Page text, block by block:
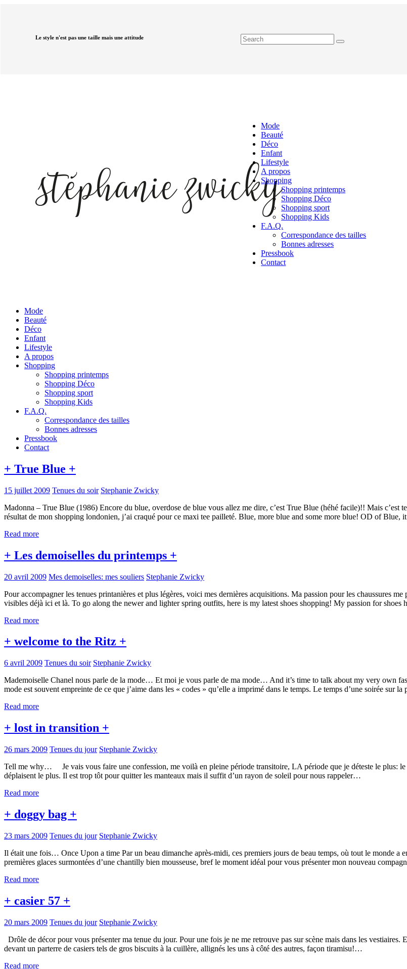
Le style n'est pas une taille mais une attitude
Mode
Beauté
Déco
Enfant
Lifestyle
A propos
Shopping
Shopping printemps
Shopping Déco
Shopping sport
Shopping Kids
F.A.Q.
Correspondance des tailles
Bonnes adresses
Pressbook
Contact
Mode
Beauté
Déco
Enfant
Lifestyle
A propos
Shopping
Shopping printemps
Shopping Déco
Shopping sport
Shopping Kids
F.A.Q.
Correspondance des tailles
Bonnes adresses
Pressbook
Contact
+ True Blue +
15 juillet 2009 Tenues du soir Stephanie Zwicky
Madonna – True Blue (1986) Encore du blue, overdose de blue vous allez me dire, c’est True Blue (héhé facile)!! Mais c’est
résultat de mon shopping londonien, j’ai craqué pour ce maxi tee pailleté. Blue, more blue and some more blue! OD of Blue,
Read more
+ Les demoiselles du printemps +
20 avril 2009 Mes demoiselles: mes souliers Stephanie Zwicky
Pour accompagner les tenues printanières et plus légères, voici mes dernières acquisitions. Ma passion pour les chaussures
visibles déjà ici et là. To go along the newer and lighter spring outfits, here is my latest shoes shopping! My passion for
Read more
+ welcome to the Ritz +
6 avril 2009 Tenues du soir Stephanie Zwicky
Mademoiselle Chanel nous parle de la mode… Et moi je vous parle de ma mode… And it’s time to talk about my very own
mode est souvent empreinte de ce que j’aime dans les « codes » qu’elle a imprimé dans le temps. Le temps d’une soirée sur
Read more
+ lost in transition +
26 mars 2009 Tenues du jour Stephanie Zwicky
Tell me why… Je vais vous faire une confession, me voilà en pleine période transitoire, LA période que je déteste le plus: le
déplaisent le plus. Il est trop tôt pour quitter les manteaux mais il suffit d’un rayon de soleil pour nous rappeler…
Read more
+ doggy bag +
23 mars 2009 Tenues du jour Stephanie Zwicky
Il était une fois… Once Upon a time Par un beau dimanche après-midi, ces premiers jours de beau temps, où tout le monde a
premières glaces surmontées d’une chantilly bien mousseuse, bref le moment idéal pour vous présenter mon nouveau
Read more
+ casier 57 +
20 mars 2009 Tenues du jour Stephanie Zwicky
Drôle de décor pour vous présenter ma tenue du jour. Pour une fois je ne me retrouve pas sur scène mais dans les
devant un parterre de casiers tels de gros biscuits à la cuillère, allignés les uns à côté des autres, façon tiramisu!…
Read more